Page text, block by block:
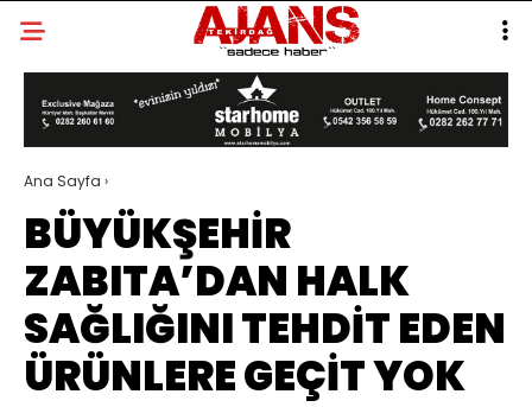
Ana Sayfa ›
BÜYÜKŞEHİR
ZABITA’DAN HALK
SAĞLIĞINI TEHDİT EDEN
ÜRÜNLERE GEÇİT YOK